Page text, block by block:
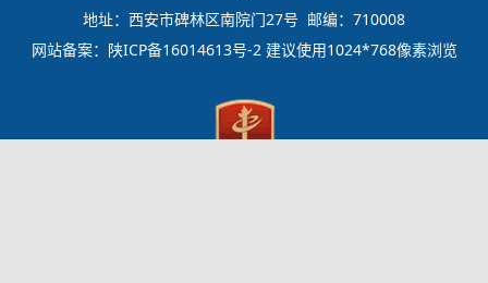
地址：西安市碑林区南院门27号 邮编：710008
网站备案： 陕ICP备16014613号-2建议使用1024*768像素浏览